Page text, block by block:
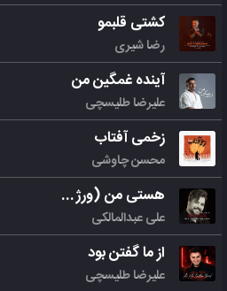
کشتی قلبمو
رضا شیری
آینده غمگین من
علیرضا طلیسچی
زخمی آفتاب
محسن چاوشی
هستی من (ورژن جدید)
علی عبدالمالکی
از ما گفتن بود
علیرضا طلیسچی